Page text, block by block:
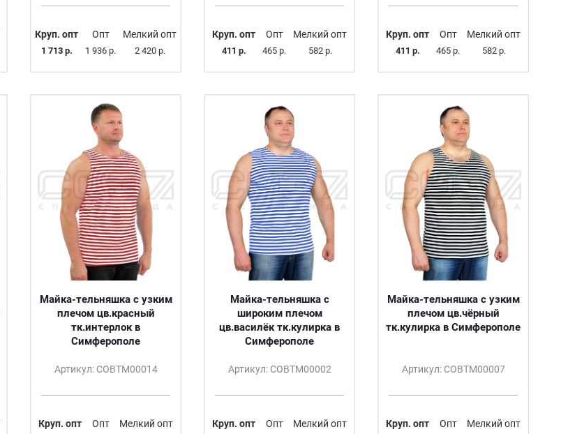
Круп. опт
1 713 р.
Опт
1 936 р.
Мелкий опт
2 420 р.
Круп. опт
411 р.
Опт
465 р.
Мелкий опт
582 р.
Круп. опт
411 р.
Опт
465 р.
Мелкий опт
582 р.
Майка-тельняшка с узким
плечом цв.красный
тк.интерлок в
Симферополе
Артикул: СОВТМ00014
Круп. опт Опт Мелкий опт
Майка-тельняшка с
широким плечом
цв.василёк тк.кулирка в
Симферополе
Артикул: СОВТМ00002
Круп. опт Опт Мелкий опт
Майка-тельняшка с узким
плечом цв.чёрный
тк.кулирка в Симферополе
Артикул: СОВТМ00007
Круп. опт Опт Мелкий опт